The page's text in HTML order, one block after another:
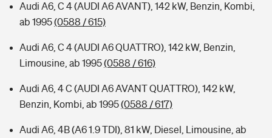
Audi A6, C 4 (AUDI A6 AVANT), 142 kW, Benzin, Kombi,
ab 1995(0588 / 615)
Audi A6, C 4 (AUDI A6 QUATTRO), 142 kW, Benzin,
Limousine, ab 1995(0588 / 616)
Audi A6, 4 C (AUDI A6 AVANT QUATTRO), 142 kW,
Benzin, Kombi, ab 1995(0588 / 617)
Audi A6, 4B (A6 1.9 TDI), 81 kW, Diesel, Limousine, ab